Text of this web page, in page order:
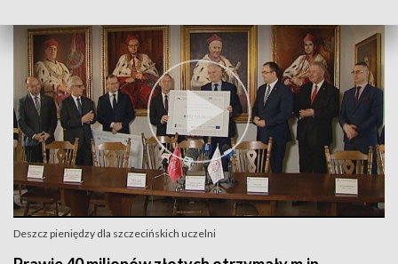
Deszcz pieniędzy dla szczecińskich uczelni